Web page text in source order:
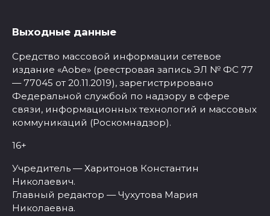
Выходные данные
Средство массовой информации сетевое
издание «Aobe» (реестровая запись ЭЛ № ФС 77
— 77045 от 20.11.2019), зарегистрировано
Федеральной службой по надзору в сфере
связи, информационных технологий и массовых
коммуникаций (Роскомнадзор).
16+
Учредитель — Харитонов Константин
Николаевич.
Главный редактор — Чухутова Мария
Николаевна.